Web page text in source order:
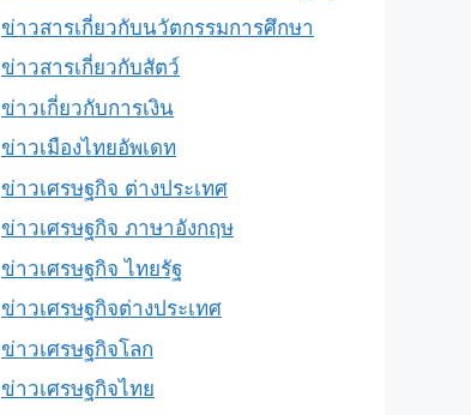
ข่าวสารเกี่ยวกับนวัตกรรมการศึกษา
ข่าวสารเกี่ยวกับสัตว์
ข่าวเกี่ยวกับการเงิน
ข่าวเมืองไทยอัพเดท
ข่าวเศรษฐกิจ ต่างประเทศ
ข่าวเศรษฐกิจ ภาษาอังกฤษ
ข่าวเศรษฐกิจ ไทยรัฐ
ข่าวเศรษฐกิจต่างประเทศ
ข่าวเศรษฐกิจโลก
ข่าวเศรษฐกิจไทย